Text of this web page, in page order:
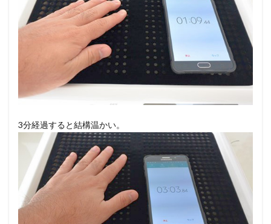
3分経過すると結構温かい。